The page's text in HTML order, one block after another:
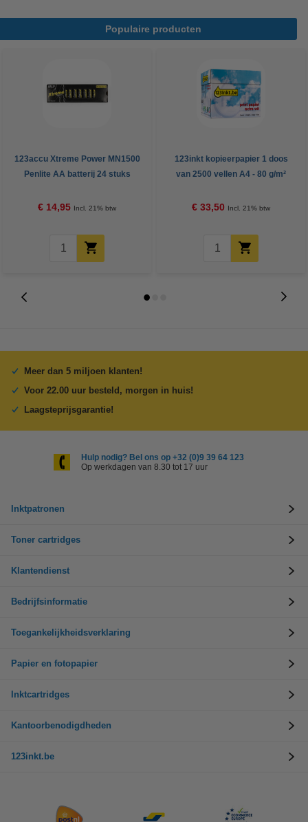
Populaire producten
123accu Xtreme Power MN1500
Penlite AA batterij 24 stuks
€ 14,95 Incl. 21% btw
123inkt kopieerpapier 1 doos
van 2500 vellen A4 - 80 g/m²
€ 33,50 Incl. 21% btw
Meer dan 5 miljoen klanten!
Voor 22.00 uur besteld, morgen in huis!
Laagsteprijsgarantie!
Hulp nodig? Bel ons op +32 (0)9 39 64 123
Op werkdagen van 8.30 tot 17 uur
Inktpatronen
Toner cartridges
Klantendienst
Bedrijfsinformatie
Toegankelijkheidsverklaring
Papier en fotopapier
Inktcartridges
Kantoorbenodigdheden
123inkt.be